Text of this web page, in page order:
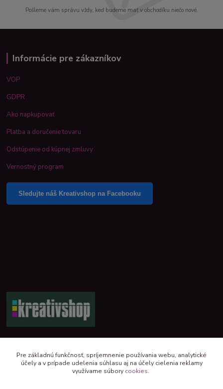
Pošleme vám správu vždy, keď budeme mať v obchodíku niečo nové.
Informácie pre zákazníkov
VOP
GDPR
Ako napkupovať
Platba a doručenie tovaru
Odstúpenie od kúpnej zmluvy
Vernostný program
Sledujte náš Kreativshop na Facebooku
kreativshop@kreativshop.sk
Pre základnú funkčnosť, spríjemnenie používania webu, analytické
účely a v prípade udelenia súhlasu aj na účely cielenia reklamy
využívame súbory cookies.